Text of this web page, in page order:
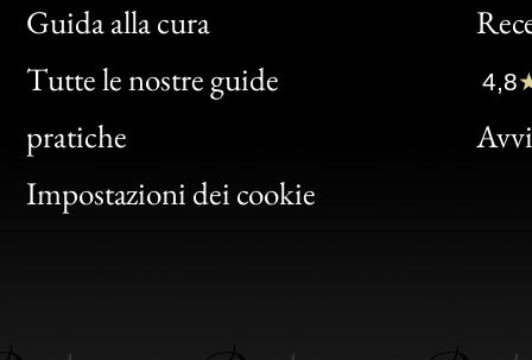
Guida alla cura
Tutte le nostre guide
pratiche
Impostazioni dei cookie
Bon
Clic
Bon
4,8